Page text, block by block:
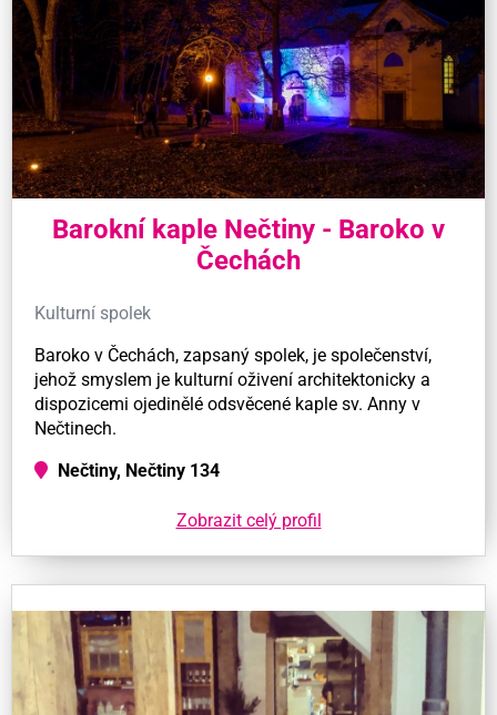
Barokní kaple Nečtiny - Baroko v
Čechách
Kulturní spolek
Baroko v Čechách, zapsaný spolek, je společenství,
jehož smyslem je kulturní oživení architektonicky a
dispozicemi ojedinělé odsvěcené kaple sv. Anny v
Nečtinech.
Nečtiny, Nečtiny 134
Zobrazit celý profil